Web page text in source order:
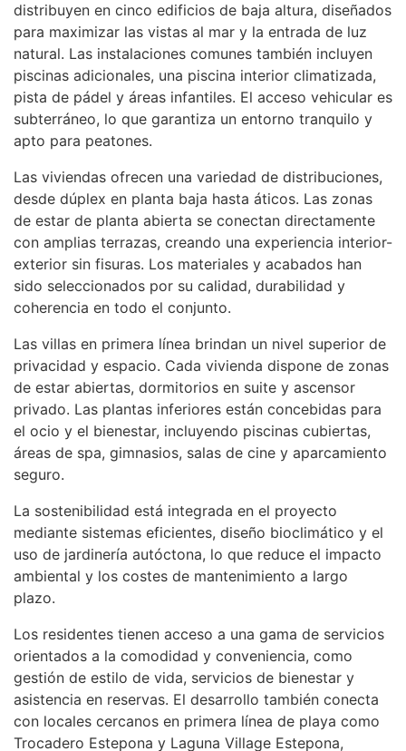
distribuyen en cinco edificios de baja altura, diseñados
para maximizar las vistas al mar y la entrada de luz
natural. Las instalaciones comunes también incluyen
piscinas adicionales, una piscina interior climatizada,
pista de pádel y áreas infantiles. El acceso vehicular es
subterráneo, lo que garantiza un entorno tranquilo y
apto para peatones.
Las viviendas ofrecen una variedad de distribuciones,
desde dúplex en planta baja hasta áticos. Las zonas
de estar de planta abierta se conectan directamente
con amplias terrazas, creando una experiencia interior-
exterior sin fisuras. Los materiales y acabados han
sido seleccionados por su calidad, durabilidad y
coherencia en todo el conjunto.
Las villas en primera línea brindan un nivel superior de
privacidad y espacio. Cada vivienda dispone de zonas
de estar abiertas, dormitorios en suite y ascensor
privado. Las plantas inferiores están concebidas para
el ocio y el bienestar, incluyendo piscinas cubiertas,
áreas de spa, gimnasios, salas de cine y aparcamiento
seguro.
La sostenibilidad está integrada en el proyecto
mediante sistemas eficientes, diseño bioclimático y el
uso de jardinería autóctona, lo que reduce el impacto
ambiental y los costes de mantenimiento a largo
plazo.
Los residentes tienen acceso a una gama de servicios
orientados a la comodidad y conveniencia, como
gestión de estilo de vida, servicios de bienestar y
asistencia en reservas. El desarrollo también conecta
con locales cercanos en primera línea de playa como
Trocadero Estepona y Laguna Village Estepona,